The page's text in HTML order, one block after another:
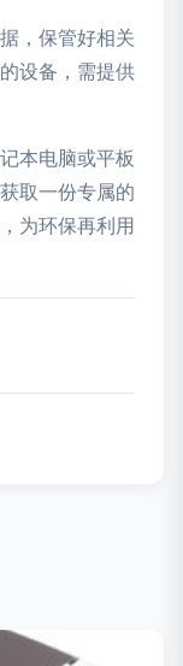
，保管好相关
设备，需提供
本电脑或平板
取一份专属的
为环保再利用